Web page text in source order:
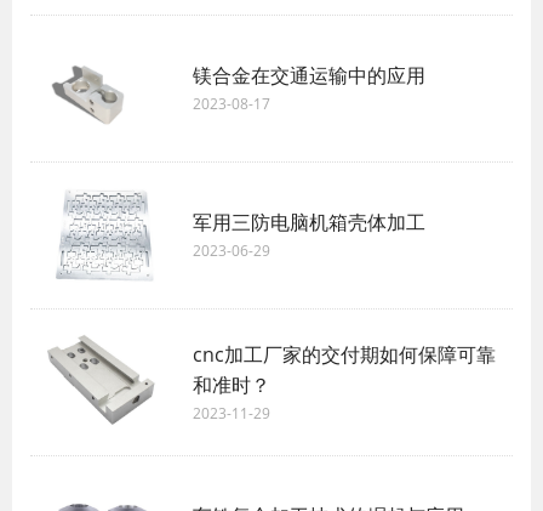
镁合金在交通运输中的应用
2023-08-17
军用三防电脑机箱壳体加工
2023-06-29
cnc加工厂家的交付期如何保障可靠
和准时？
2023-11-29